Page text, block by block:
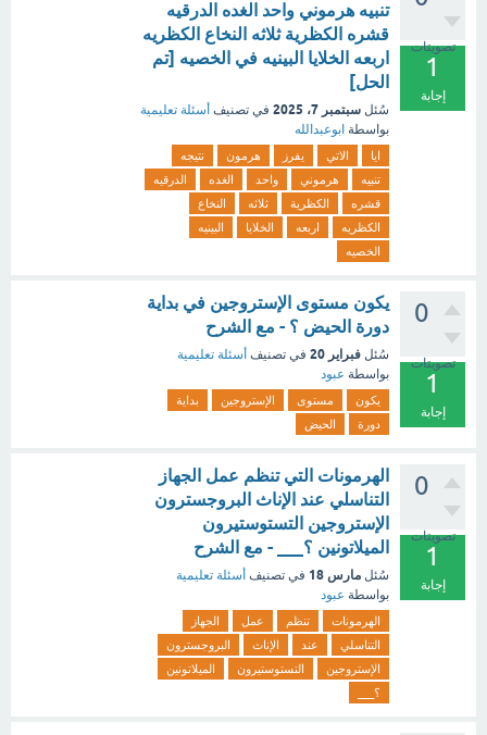
تصويتات
1
إجابة
تنبيه هرموني واحد الغده الدرقيه
قشره الكظرية ثلاثه النخاع الكظريه
اربعه الخلايا البينيه في الخصيه [تم
الحل]
سُئل سبتمبر 7، 2025 في تصنيف أسئلة تعليمية
بواسطة ابوعبدالله
ايا الاتي يفرز هرمون
نتيجه
تنبيه
هرموني واحد الغده
الدرقيه
قشره
الكظرية ثلاثه
النخاع
الكظريه
اربعه الخلايا
البينيه
الخصيه
0
تصويتات
1
إجابة
يكون مستوى الإستروجين في بداية
دورة الحيض ؟ - مع الشرح
سُئل فبراير 20 في تصنيف أسئلة تعليمية
بواسطة عبود
يكون مستوى الإستروجين
بداية
دورة
الحيض
0
تصويتات
1
إجابة
الهرمونات التي تنظم عمل الجهاز
التناسلي عند الإناث البروجسترون
الإستروجين التستوستيرون
الميلاتونين ؟___ - مع الشرح
سُئل مارس 18 في تصنيف أسئلة تعليمية
بواسطة عبود
الهرمونات تنظم عمل
الجهاز
التناسلي
عند الإناث
البروجسترون
الإستروجين
التستوستيرون
الميلاتونين
؟___